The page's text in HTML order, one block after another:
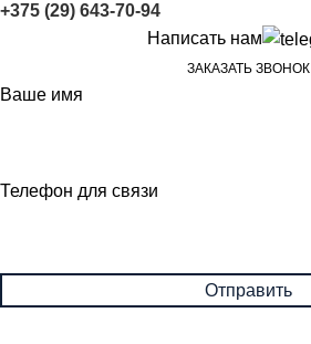
+375 (29) 643-70-94
Написать нам
ЗАКАЗАТЬ ЗВОНОК
Ваше имя
Телефон для связи